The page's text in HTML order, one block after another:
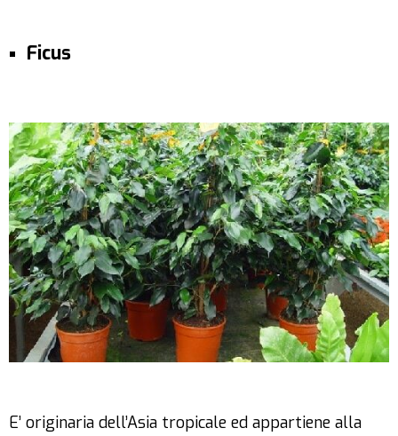
Ficus
E’ originaria dell’Asia tropicale ed appartiene alla